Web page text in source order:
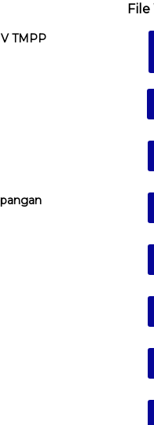
TMPP